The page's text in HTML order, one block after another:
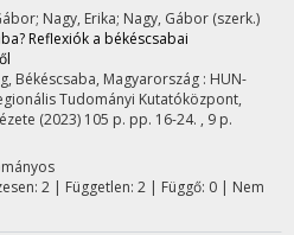
Nagy, Erika; Nagy, Gábor (szerk.)
Reflexiók a békéscsabai
Békéscsaba, Magyarország : HUN-
Tudományi Kutatóközpont,
(2023) 105 p. pp. 16-24. , 9 p.
2| Független: 2 | Függő: 0 | Nem